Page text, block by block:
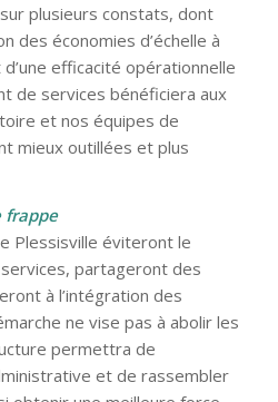
plusieurs constats, dont
des économies d’échelle à
efficacité opérationnelle
de services bénéficiera aux
et nos équipes de
mieux outillées et plus
frappe
Plessisville éviteront le
partageront des
à l’intégration des
ne vise pas à abolir les
permettra de
et de rassembler